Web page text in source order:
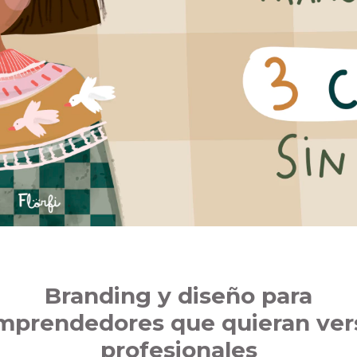
Branding y diseño para
que quieran
profesionales